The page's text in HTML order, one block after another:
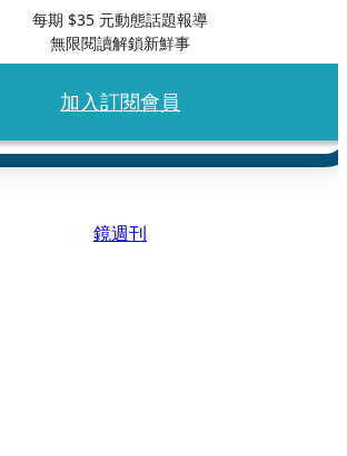
每期 $35 元動態話題報導
無限閱讀解鎖新鮮事
加入訂閱會員
鏡週刊